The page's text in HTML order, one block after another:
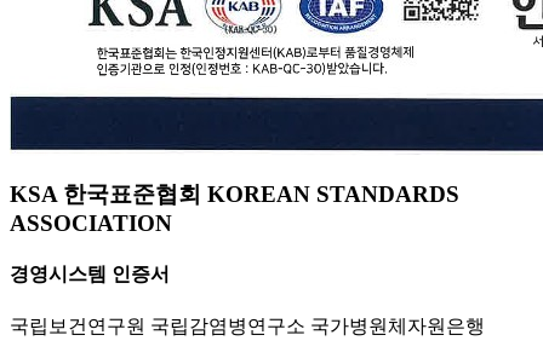
KSA 한국표준협회 KOREAN STANDARDS
ASSOCIATION
경영시스템 인증서
국립보건연구원 국립감염병연구소 국가병원체자원은행